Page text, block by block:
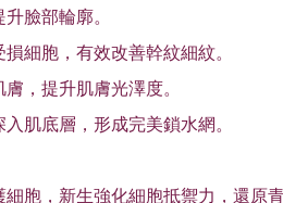
臉部輪廓。
細胞，有效改善幹紋細紋。
，提升肌膚光澤度。
肌底層，形成完美鎖水網。
胞，新生強化細胞抵禦力，還原青